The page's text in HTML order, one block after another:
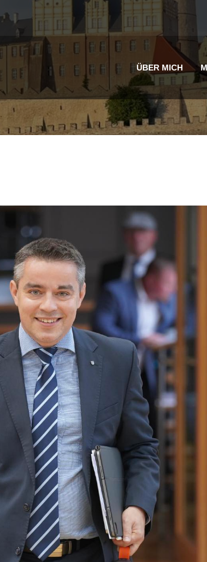
ÜBER MICH